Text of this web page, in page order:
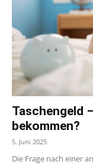
Taschengeld
bekommen?
5. Juni 2025
Die Frage nach einer